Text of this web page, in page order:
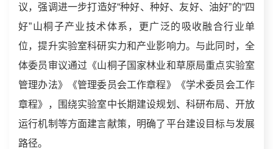
议，强调进一步打造好“种好、种好、友好、油好”的“四
好”山桐子产业技术体系，更广泛的吸收融合行业单
位，提升实验室科研实力和产业影响力。与此同时，全
体委员审议通过《山桐子国家林业和草原局重点实验室
管理办法》《管理委员会工作章程》《学术委员会工作
章程》，围绕实验室中长期建设规划、科研布局、开放
运行机制等方面建言献策，明确了平台建设目标与发展
路径。